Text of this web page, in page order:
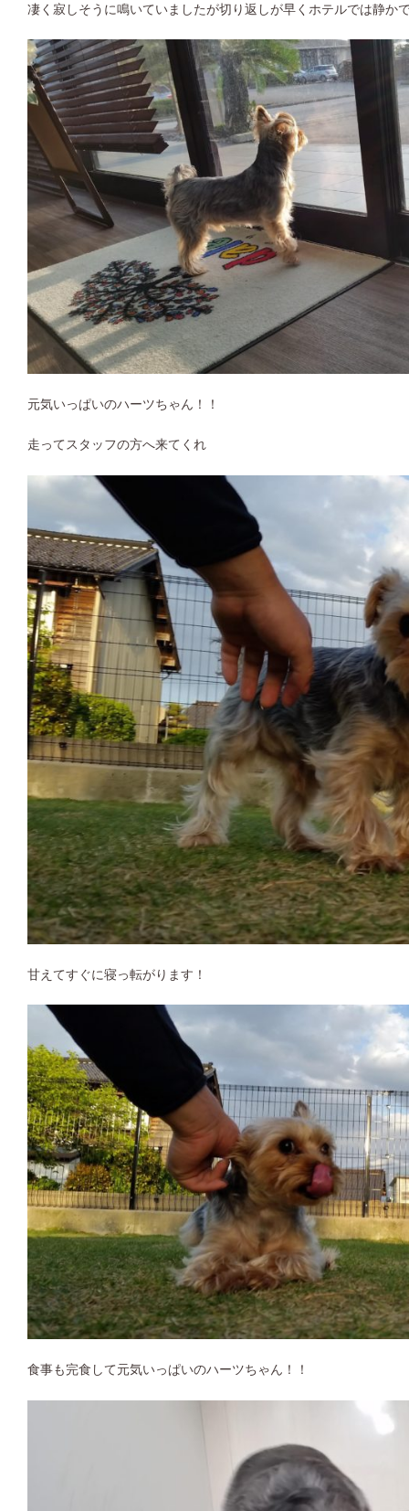
凄く寂しそうに鳴いていましたが切り返しが早くホテルでは静か
元気いっぱいのハーツちゃん！！
走ってスタッフの方へ来てくれ
甘えてすぐに寝っ転がります！
食事も完食して元気いっぱいのハーツちゃん！！